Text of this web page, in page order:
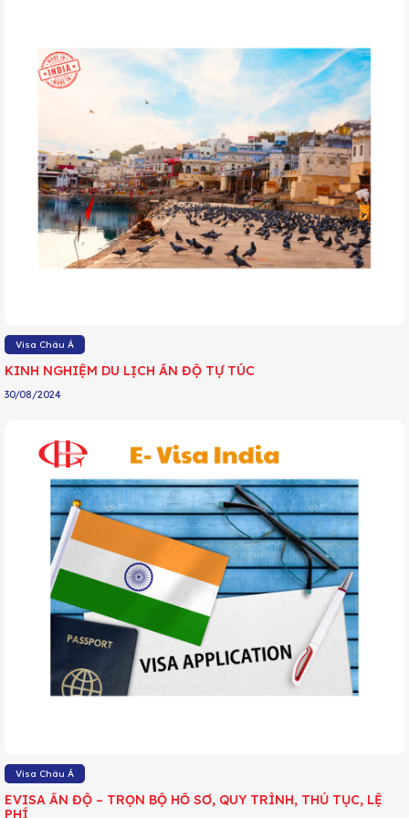
Visa Châu Á
KINH NGHIỆM DU LỊCH ẤN ĐỘ TỰ TÚC
30/08/2024
Visa Châu Á
EVISA ẤN ĐỘ – TRỌN BỘ HỒ SƠ, QUY TRÌNH, THỦ TỤC, LỆ
PHÍ